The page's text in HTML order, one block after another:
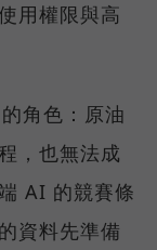
用權限與高
角色：原油
，也無法成
AI 的競賽條
資料先準備